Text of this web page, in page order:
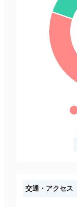
交通・アクセス